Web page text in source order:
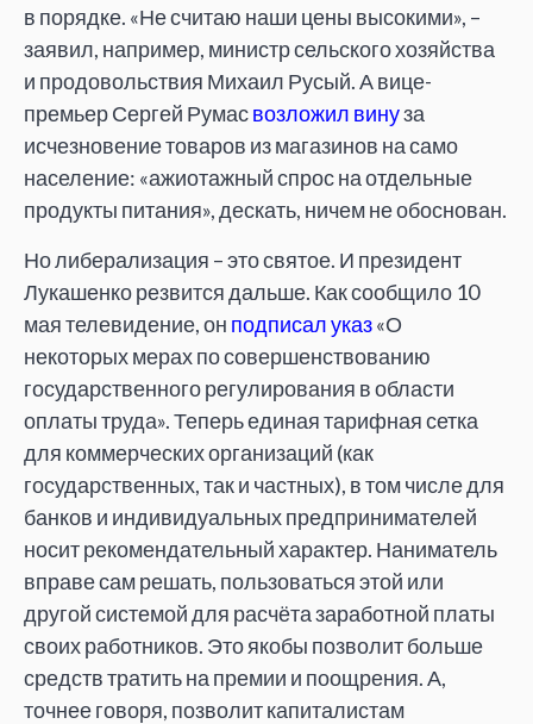
в порядке. «Не считаю наши цены высокими», –
заявил, например, министр сельского хозяйства
и продовольствия Михаил Русый. А вице-
премьер Сергей Румасвозложил винуза
исчезновение товаров из магазинов на само
население: «ажиотажный спрос на отдельные
продукты питания», дескать, ничем не обоснован.
Но либерализация – это святое. И президент
Лукашенко резвится дальше. Как сообщило 10
мая телевидение, он подписал указ«О
некоторых мерах по совершенствованию
государственного регулирования в области
оплаты труда». Теперь единая тарифная сетка
для коммерческих организаций (как
государственных, так и частных), в том числе для
банков и индивидуальных предпринимателей
носит рекомендательный характер. Наниматель
вправе сам решать, пользоваться этой или
другой системой для расчёта заработной платы
своих работников. Это якобы позволит больше
средств тратить на премии и поощрения. А,
точнее говоря, позволит капиталистам